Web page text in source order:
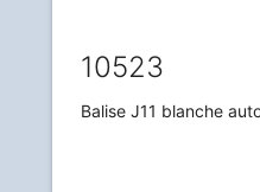
10523
Balise J11 blanche